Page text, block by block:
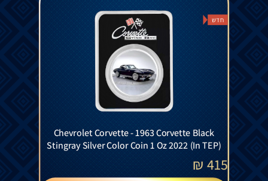
חדש
Chevrolet Corvette - 1963 Corvette Black
Stingray Silver Color Coin 1 Oz 2022 (In TEP)
415
₪